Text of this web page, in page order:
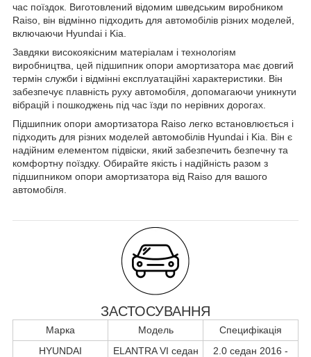
час поїздок. Виготовлений відомим шведським виробником
Raiso, він відмінно підходить для автомобілів різних моделей,
включаючи Hyundai і Kia.
Завдяки високоякісним матеріалам і технологіям
виробництва, цей підшипник опори амортизатора має довгий
термін служби і відмінні експлуатаційні характеристики. Він
забезпечує плавність руху автомобіля, допомагаючи уникнути
вібрацій і пошкоджень під час їзди по нерівних дорогах.
Підшипник опори амортизатора Raiso легко встановлюється і
підходить для різних моделей автомобілів Hyundai і Kia. Він є
надійним елементом підвіски, який забезпечить безпечну та
комфортну поїздку. Обирайте якість і надійність разом з
підшипником опори амортизатора від Raiso для вашого
автомобіля.
ЗАСТОСУВАННЯ
Марка Модель
Специфікація
HYUNDAI
ELANTRA VI седан
2.0 седан 2016 -